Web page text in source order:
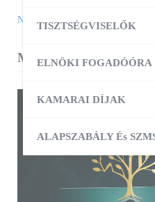
TISZTSÉGVISELŐK
ELNÖKI FOGADÓÓRA
KAMARAI DÍJAK
ALAPSZABÁLY És
Naptár megtekintése
MIBEN SEGÍT A